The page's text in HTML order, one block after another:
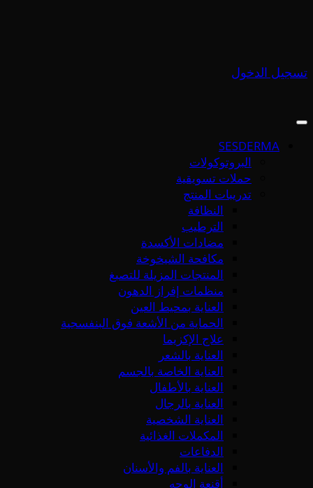
تسجيل الدخول
SESDERMA
البروتوكولات
حملات تسويقية
تدريبات المنتج
النظافة
الترطيب
مضادات الأكسدة
مكافحة الشيخوخة
المنتجات المزيلة للتصبغ
منظمات إفراز الدهون
العناية بمحيط العين
الحماية من الأشعة فوق البنفسجية
علاج الإكزيما
العناية بالشعر
العناية الخاصة بالجسم
العناية بالأطفال
العناية بالرجال
العناية الشخصية
المكملات الغذائية
الدفاعات
العناية بالفم والأسنان
أقنعة الوجه